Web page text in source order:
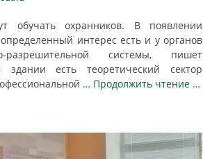
обучать охранников. В появлении
интерес есть и у органов
разрешительной системы, пишет
есть теоретический сектор
… Продолжить чтение …